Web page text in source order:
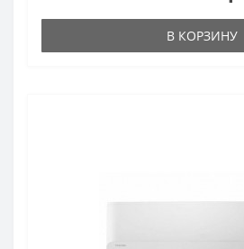
В КОРЗИНУ